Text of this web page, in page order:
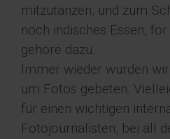
mitzutanzen, und zum
noch indisches Essen,
gehöre dazu.
Immer wieder wurden
um Fotos gebeten.
für einen wichtigen
Fotojournalisten, bei all